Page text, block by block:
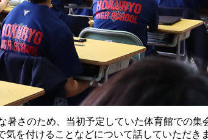
さのため、当初予定していた体育館での集
気を付けることなどについて話していただ